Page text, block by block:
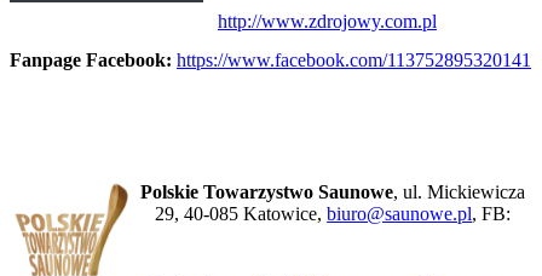
http://www.zdrojowy.com.pl
Fanpage Facebook: https://www.facebook.com/113752895320141
Polskie Towarzystwo Saunowe, ul. Mickiewicza
29, 40-085 Katowice,biuro@saunowe.pl, FB: